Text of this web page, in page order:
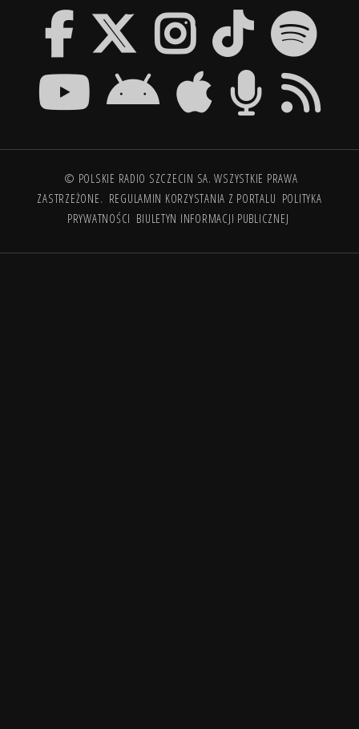
© POLSKIE RADIO SZCZECIN SA. WSZYSTKIE PRAWA
ZASTRZEŻONE. REGULAMIN KORZYSTANIA Z PORTALU POLITYKA
PRYWATNOŚCI BIULETYN INFORMACJI PUBLICZNEJ